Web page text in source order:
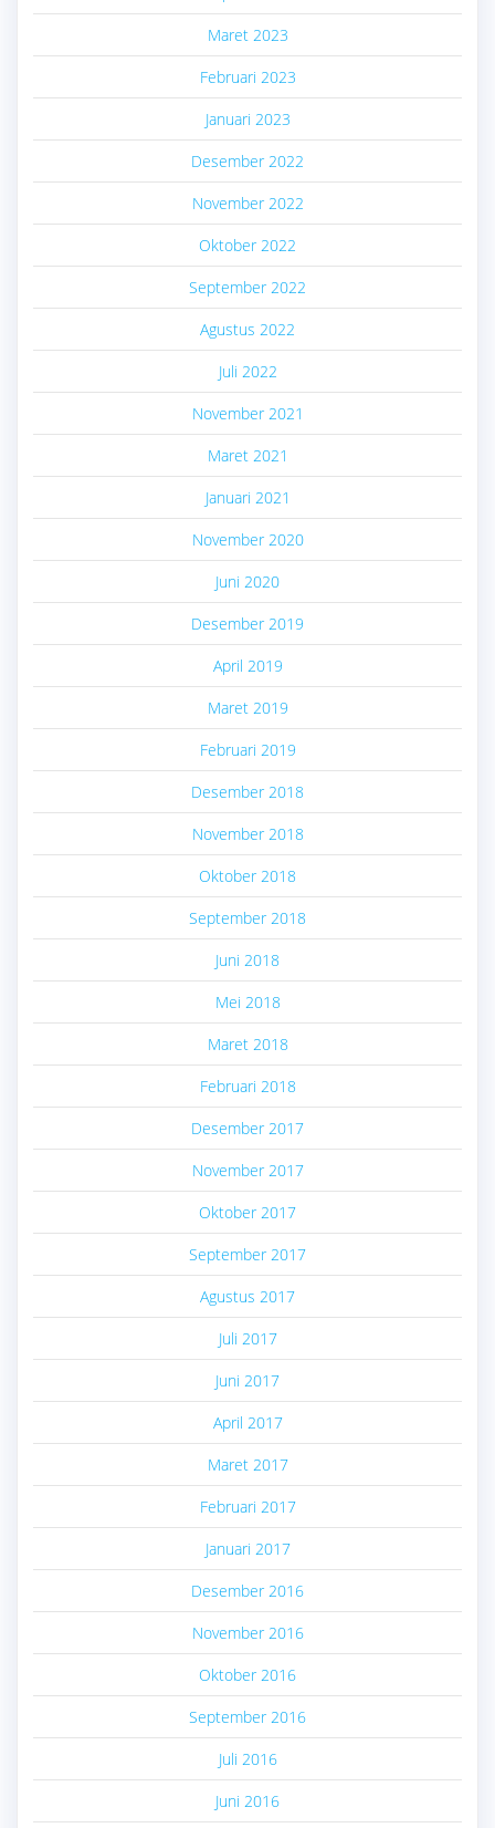
Maret 2023
Februari 2023
Januari 2023
Desember 2022
November 2022
Oktober 2022
September 2022
Agustus 2022
Juli 2022
November 2021
Maret 2021
Januari 2021
November 2020
Juni 2020
Desember 2019
April 2019
Maret 2019
Februari 2019
Desember 2018
November 2018
Oktober 2018
September 2018
Juni 2018
Mei 2018
Maret 2018
Februari 2018
Desember 2017
November 2017
Oktober 2017
September 2017
Agustus 2017
Juli 2017
Juni 2017
April 2017
Maret 2017
Februari 2017
Januari 2017
Desember 2016
November 2016
Oktober 2016
September 2016
Juli 2016
Juni 2016